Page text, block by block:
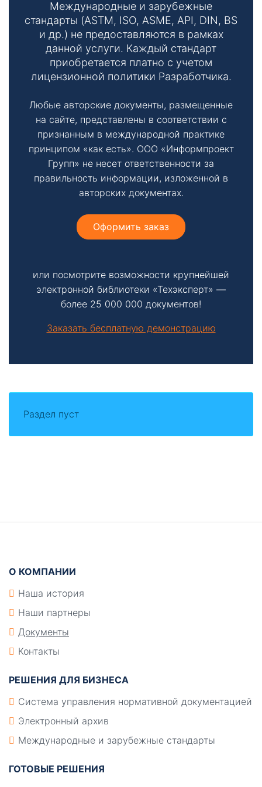
Международные и зарубежные
стандарты (ASTM, ISO, ASME, API, DIN, BS
и др.) не предоставляются в рамках
данной услуги. Каждый стандарт
приобретается платно с учетом
лицензионной политики Разработчика.
Любые авторские документы, размещенные
на сайте, представлены в соответствии с
признанным в международной практике
принципом «как есть». ООО «Информпроект
Групп» не несет ответственности за
правильность информации, изложенной в
авторских документах.
Оформить заказ
или посмотрите возможности крупнейшей
электронной библиотеки «Техэксперт» —
более 25 000 000 документов!
Заказать бесплатную демонстрацию
Раздел пуст
О КОМПАНИИ
Наша история
Наши партнеры
Документы
Контакты
РЕШЕНИЯ ДЛЯ БИЗНЕСА
Система управления нормативной документацией
Электронный архив
Международные и зарубежные стандарты
ГОТОВЫЕ РЕШЕНИЯ
Необходимые
необязательны.
Они необходимы
функционирования